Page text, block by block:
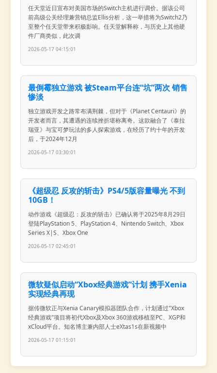
任天堂近日宣布对美国市场的Switch主机进行调价。据该公司
前高级公关经理兼营销总监Ellis分析，这一举措将为Switch2乃
至整个任天堂带来积极影响。任天堂解释称，与历史上其他硬
件厂商类似，此次调
2026-05-17 04:15:01
最倒霉独立游戏 被Steam平台连“坑”两次 销售
惨淡
独立游戏开发之路常布满荆棘，但对于《Planet Centauri》的
开发者而言，其遭遇的连续挫折堪称离奇。这款融合了《泰拉
瑞亚》与宝可梦玩法的多人探索游戏，在经历了约十年的开发
后，于2024年12月
2026-05-17 03:30:01
《超级忍 反攻的斩击》PS4/5版容量曝光 不到
10GB！
动作游戏《超级忍：反攻的斩击》已确认将于2025年8月29日
登陆PlayStation 5、PlayStation 4、Nintendo Switch、Xbox
Series X|S、Xbox One
2026-05-17 02:45:01
微软疑似启动“Xbox经典游戏”计划 携手Xenia
实现经典再现
据传微软正与Xenia Canary模拟器团队合作，计划通过"Xbox
经典游戏"项目将初代Xbox及Xbox 360游戏移植至PC、XGP和
xCloud平台。知名博主兼内部人士eXtas1s在新视频中
2026-05-17 01:15:01